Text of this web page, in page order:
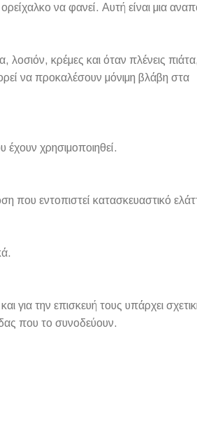
να φανεί. Αυτή είναι μια
κρέμες και όταν πλένεις
να προκαλέσουν μόνιμη βλάβη στα
έχουν χρησιμοποιηθεί.
που εντοπιστεί κατασκευαστικό
για την επισκευή τους υπάρχει
που το συνοδεύουν.